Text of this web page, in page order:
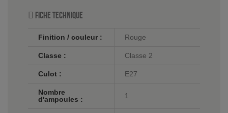
Fiche technique
Finition / couleur : Rouge
Classe : Classe 2
Culot : E27
Nombre
d'ampoules :
1